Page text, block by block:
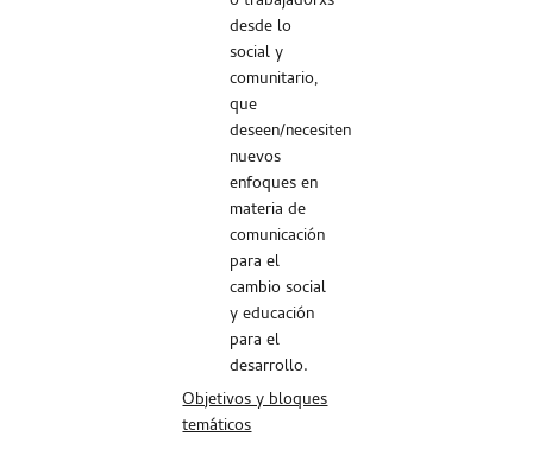
desde lo
social y
comunitario,
que
deseen/necesiten
nuevos
enfoques en
materia de
comunicación
para el
cambio social
y educación
para el
desarrollo.
Objetivos y bloques
temáticos